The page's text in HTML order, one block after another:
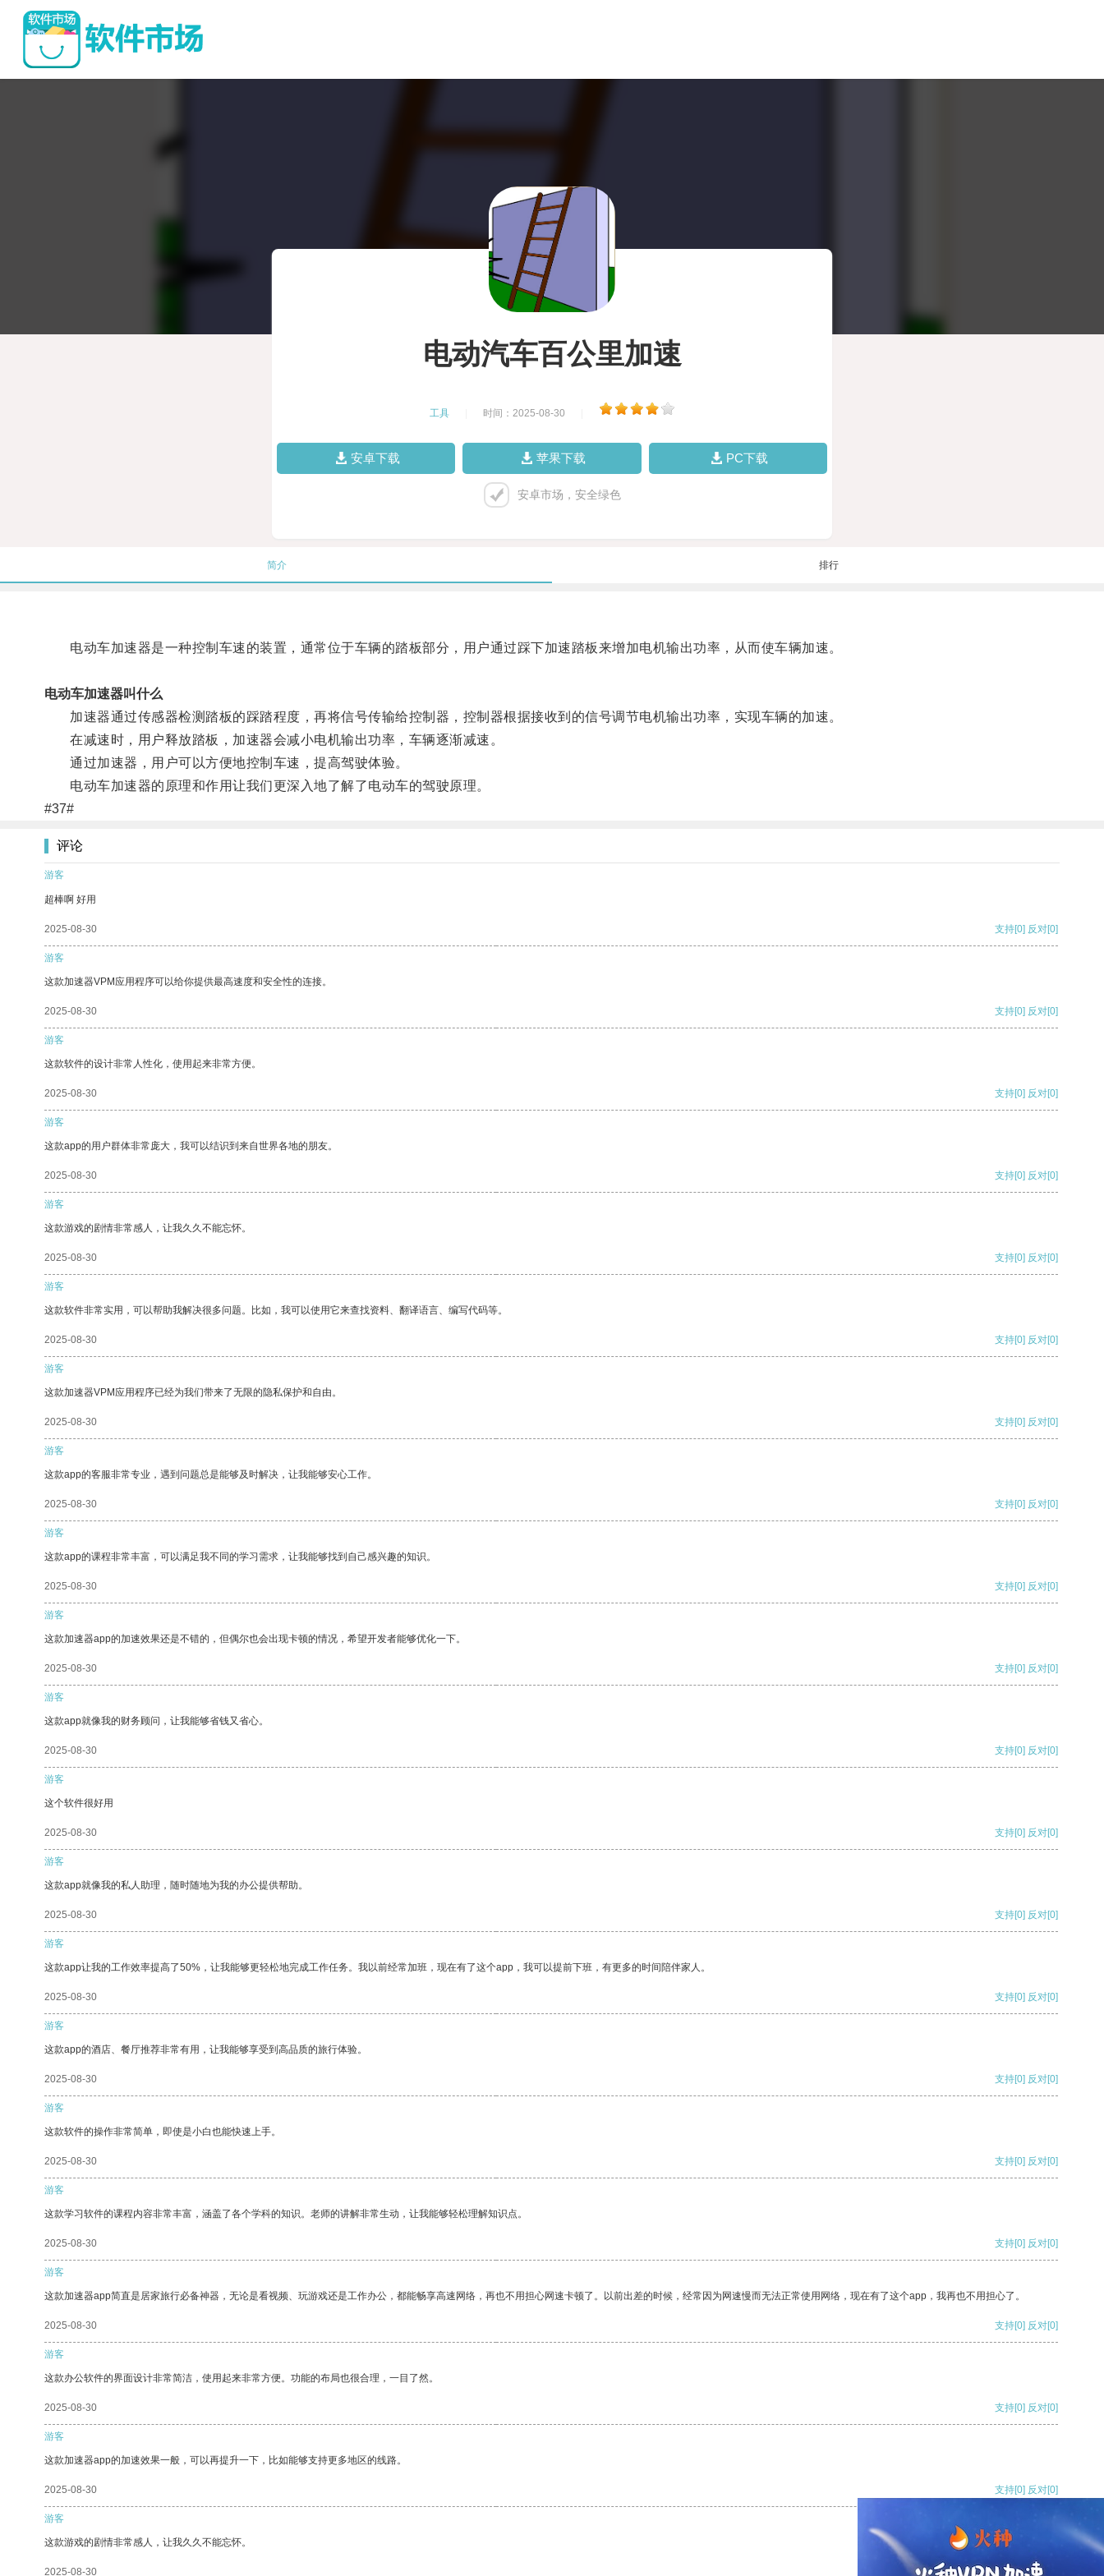
电动汽车百公里加速
工具 时间：2025-08-30
安卓下载 苹果下载 PC下载
安卓市场，安全绿色
简介 排行
电动车加速器是一种控制车速的装置，通常位于车辆的踏板部分，用户通过踩下加速踏板来增加电机输出功率，从而使车辆加速。
电动车加速器叫什么
加速器通过传感器检测踏板的踩踏程度，再将信号传输给控制器，控制器根据接收到的信号调节电机输出功率，实现车辆的加速。
在减速时，用户释放踏板，加速器会减小电机输出功率，车辆逐渐减速。
通过加速器，用户可以方便地控制车速，提高驾驶体验。
电动车加速器的原理和作用让我们更深入地了解了电动车的驾驶原理。
#37#
评论
游客
超棒啊 好用
2025-08-30 支持[0] 反对[0]
游客
这款加速器VPM应用程序可以给你提供最高速度和安全性的连接。
2025-08-30 支持[0] 反对[0]
游客
这款软件的设计非常人性化，使用起来非常方便。
2025-08-30 支持[0] 反对[0]
游客
这款app的用户群体非常庞大，我可以结识到来自世界各地的朋友。
2025-08-30 支持[0] 反对[0]
游客
这款游戏的剧情非常感人，让我久久不能忘怀。
2025-08-30 支持[0] 反对[0]
游客
这款软件非常实用，可以帮助我解决很多问题。比如，我可以使用它来查找资料、翻译语言、编写代码等。
2025-08-30 支持[0] 反对[0]
游客
这款加速器VPM应用程序已经为我们带来了无限的隐私保护和自由。
2025-08-30 支持[0] 反对[0]
游客
这款app的客服非常专业，遇到问题总是能够及时解决，让我能够安心工作。
2025-08-30 支持[0] 反对[0]
游客
这款app的课程非常丰富，可以满足我不同的学习需求，让我能够找到自己感兴趣的知识。
2025-08-30 支持[0] 反对[0]
游客
这款加速器app的加速效果还是不错的，但偶尔也会出现卡顿的情况，希望开发者能够优化一下。
2025-08-30 支持[0] 反对[0]
游客
这款app就像我的财务顾问，让我能够省钱又省心。
2025-08-30 支持[0] 反对[0]
游客
这个软件很好用
2025-08-30 支持[0] 反对[0]
游客
这款app就像我的私人助理，随时随地为我的办公提供帮助。
2025-08-30 支持[0] 反对[0]
游客
这款app让我的工作效率提高了50%，让我能够更轻松地完成工作任务。我以前经常加班，现在有了这个app，我可以提前下班，有更多的时间陪伴家人。
2025-08-30 支持[0] 反对[0]
游客
这款app的酒店、餐厅推荐非常有用，让我能够享受到高品质的旅行体验。
2025-08-30 支持[0] 反对[0]
游客
这款软件的操作非常简单，即使是小白也能快速上手。
2025-08-30 支持[0] 反对[0]
游客
这款学习软件的课程内容非常丰富，涵盖了各个学科的知识。老师的讲解非常生动，让我能够轻松理解知识点。
2025-08-30 支持[0] 反对[0]
游客
这款加速器app简直是居家旅行必备神器，无论是看视频、玩游戏还是工作办公，都能畅享高速网络，再也不用担心网速卡顿了。以前出差的时候，经常因为网速慢而无法正常使用网络，现在有了这个app，我再也不用担心了。
2025-08-30 支持[0] 反对[0]
游客
这款办公软件的界面设计非常简洁，使用起来非常方便。功能的布局也很合理，一目了然。
2025-08-30 支持[0] 反对[0]
游客
这款加速器app的加速效果一般，可以再提升一下，比如能够支持更多地区的线路。
2025-08-30 支持[0] 反对[0]
游客
这款游戏的剧情非常感人，让我久久不能忘怀。
2025-08-30 支持[0] 反对